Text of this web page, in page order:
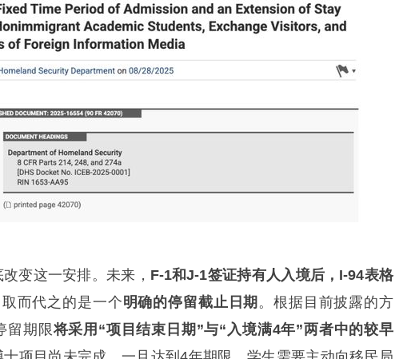
这一安排。未来， F-1和J-1签证持有人入境后，I-94表格
取而代之的是一个明确的停留截止日期 。根据目前披露的方
留期限将采用“项目结束日期”与“入境满4年”两者中的较早